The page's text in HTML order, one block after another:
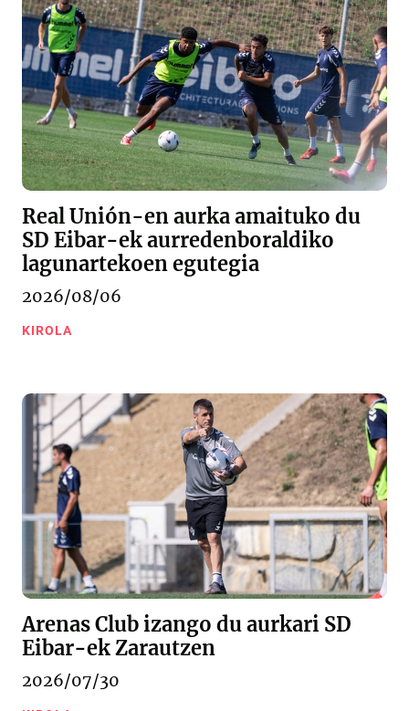
Real Unión-en aurka amaituko du
SD Eibar-ek aurredenboraldiko
lagunartekoen egutegia
2026/08/06
KIROLA
Arenas Club izango du aurkari SD
Eibar-ek Zarautzen
2026/07/30